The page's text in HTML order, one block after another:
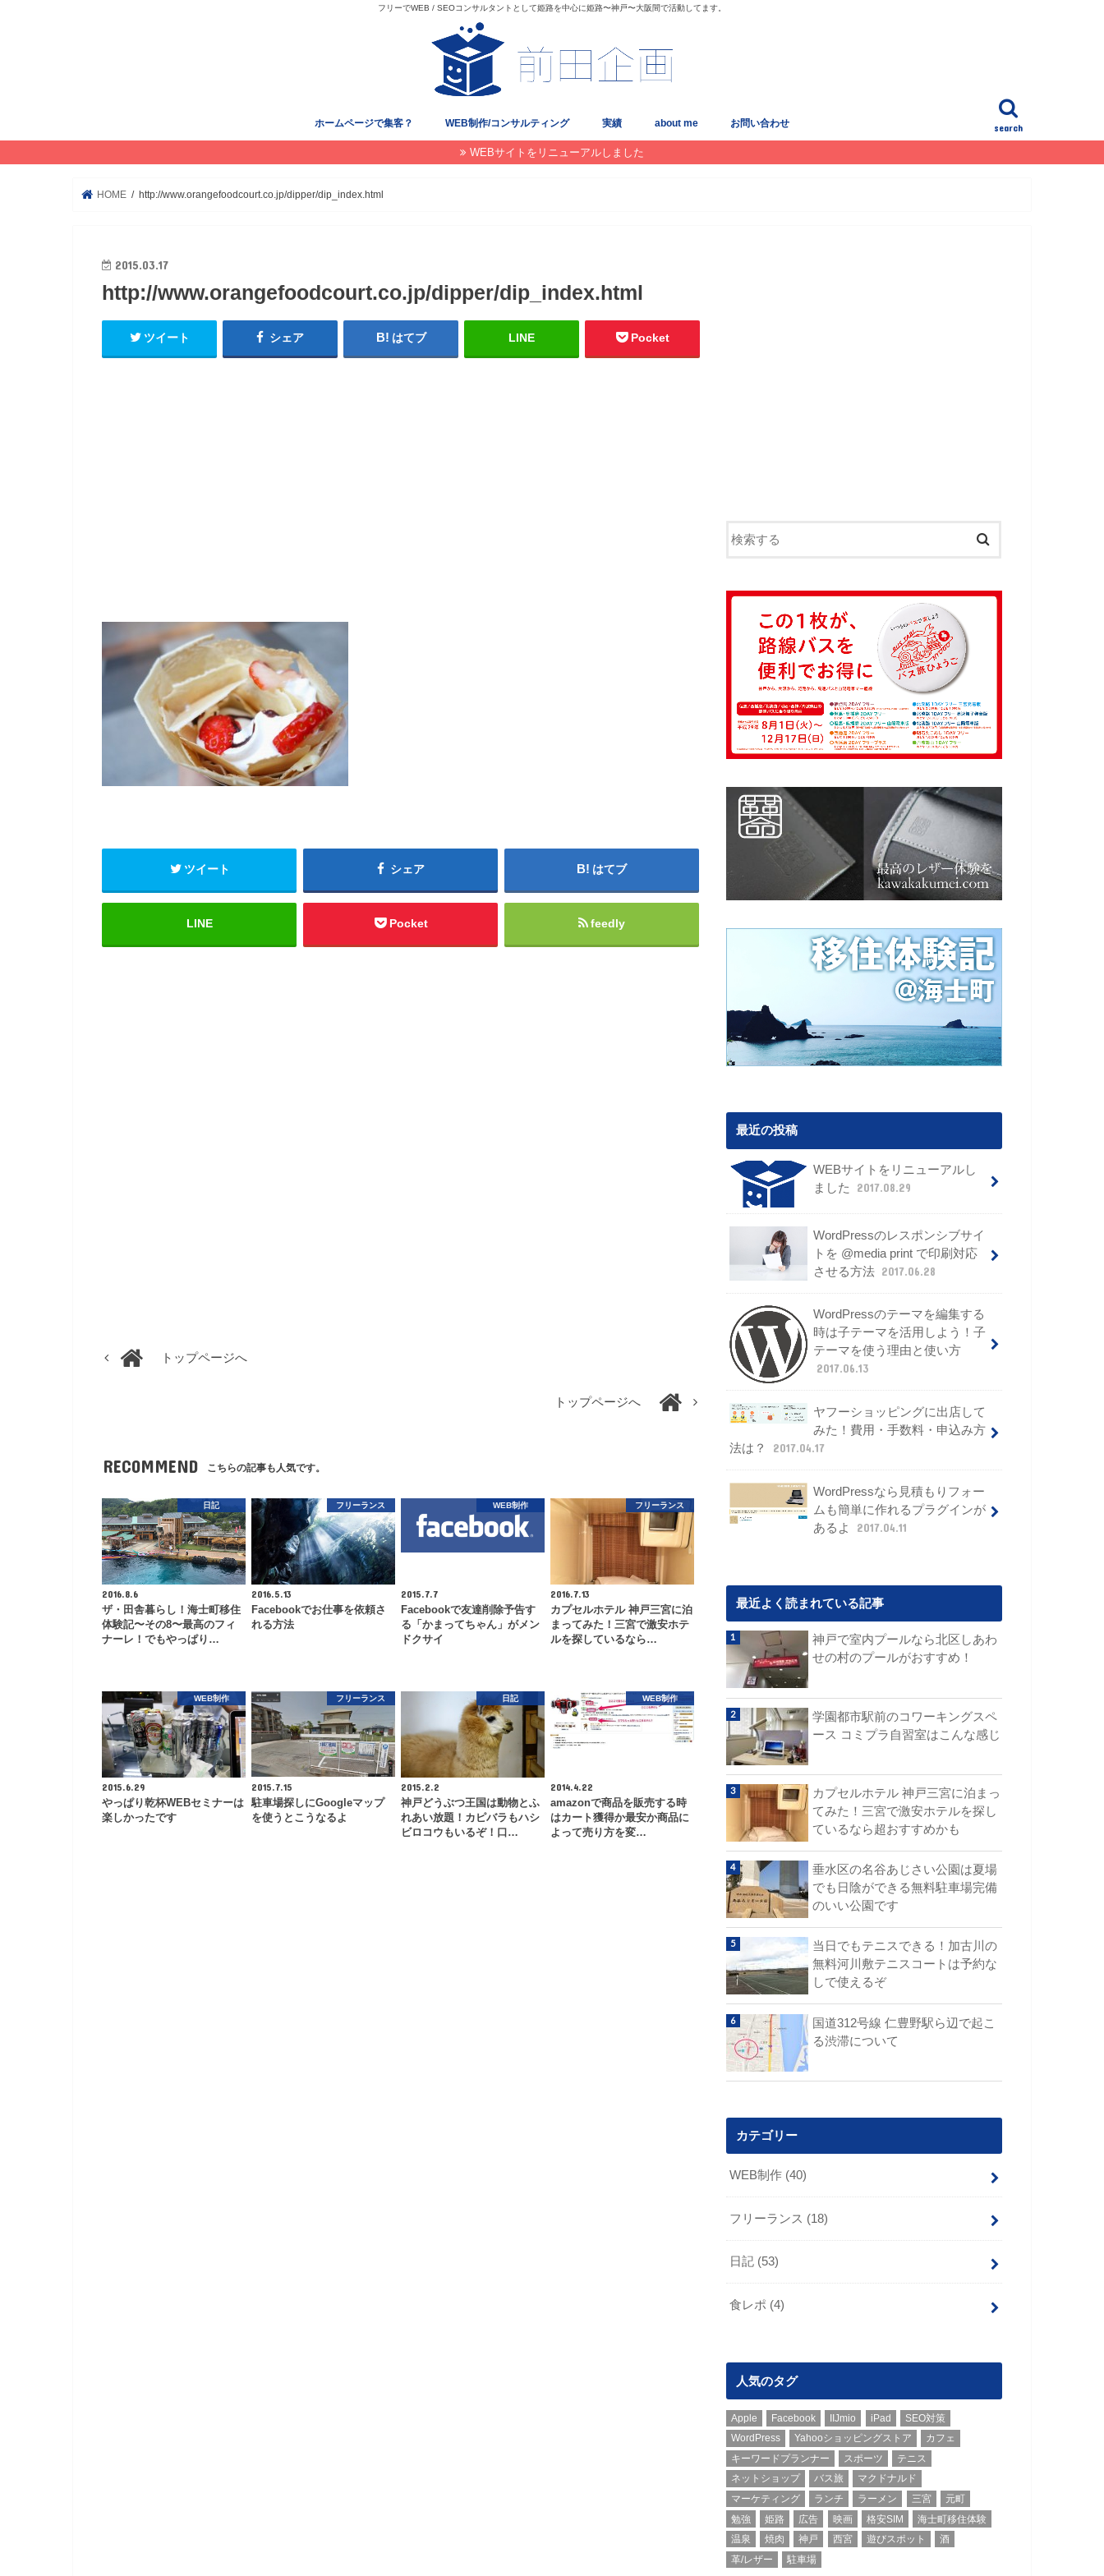
フリーでWEB / SEOコンサルタントとして姫路を中心に姫路〜神戸〜大阪間で活動してます。
search
ホームページで集客？ WEB制作/コンサルティング 実績 about me お問い合わせ
WEBサイトをリニューアルしました
HOME http://www.orangefoodcourt.co.jp/dipper/dip_index.html
2015.03.17
http://www.orangefoodcourt.co.jp/dipper/dip_index.html
ツイート シェア はてブ LINE Pocket
ツイート シェア はてブ
LINE Pocket feedly
トップページへ
トップページへ
RECOMMEND こちらの記事も人気です。
日記
2016.8.6
ザ・田舎暮らし！海士町移住
体験記〜その8〜最高のフィ
ナーレ！でもやっぱり…
フリーランス
2016.5.13
Facebookでお仕事を依頼さ
れる方法
WEB制作
2015.7.7
Facebookで友達削除予告す
る「かまってちゃん」がメン
ドクサイ
フリーランス
2016.7.13
カプセルホテル 神戸三宮に泊
まってみた！三宮で激安ホテ
ルを探しているなら…
WEB制作
2015.6.29
やっぱり乾杯WEBセミナーは
楽しかったです
フリーランス
2015.7.15
駐車場探しにGoogleマップ
を使うとこうなるよ
日記
2015.2.2
神戸どうぶつ王国は動物とふ
れあい放題！カピバラもハシ
ビロコウもいるぞ！口…
WEB制作
2014.4.22
amazonで商品を販売する時
はカート獲得か最安か商品に
よって売り方を変…
最近の投稿
WEBサイトをリニューアルし
ました
2017.08.29
WordPressのレスポンシブサイ
トを @media print で印刷対応
させる方法 2017.06.28
WordPressのテーマを編集する
時は子テーマを活用しよう！子
テーマを使う理由と使い方
2017.06.13
ヤフーショッピングに出店して
みた！費用・手数料・申込み方
法は？
2017.04.17
WordPressなら見積もりフォー
ムも簡単に作れるプラグインが
あるよ
2017.04.11
最近よく読まれている記事
神戸で室内プールなら北区しあわ
せの村のプールがおすすめ！
学園都市駅前のコワーキングスペ
ース コミプラ自習室はこんな感じ
カプセルホテル 神戸三宮に泊まっ
てみた！三宮で激安ホテルを探し
ているなら超おすすめかも
垂水区の名谷あじさい公園は夏場
でも日陰ができる無料駐車場完備
のいい公園です
当日でもテニスできる！加古川の
無料河川敷テニスコートは予約な
しで使えるぞ
国道312号線 仁豊野駅ら辺で起こ
る渋滞について
カテゴリー
WEB制作 (40)
フリーランス (18)
日記 (53)
食レポ (4)
人気のタグ
Apple Facebook IIJmio iPad
SEO対策
WordPress
Yahooショッピングストア
カフェ
キーワードプランナー
スポーツ
テニス
ネットショップ
バス旅
マクドナルド
マーケティング
ランチ ラーメン 三宮
元町
勉強
姫路 広告 映画 格安SIM
海士町移住体験
温泉
焼肉 神戸 西宮 遊びスポット
酒
革/レザー
駐車場